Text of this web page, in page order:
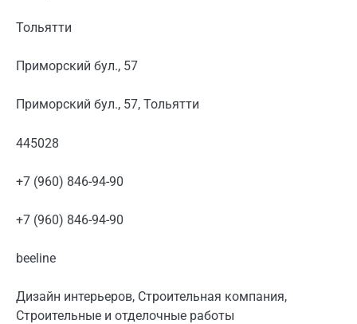
Тольятти
Приморский бул., 57
Приморский бул., 57, Тольятти
445028
+7 (960) 846-94-90
+7 (960) 846-94-90
beeline
Дизайн интерьеров, Строительная компания,
Строительные и отделочные работы